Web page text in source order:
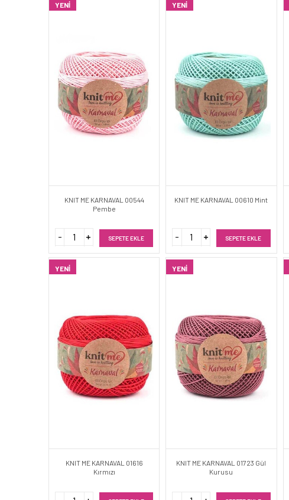
YENI
KNIT ME KARNAVAL 00544
Pembe
SEPETE EKLE
YENI
KNIT ME KARNAVAL 00610 Mint
SEPETE EKLE
YENI
KNIT ME KARNAVAL 01616
Kırmızı
YENI
KNIT ME KARNAVAL 01723 Gül
Kurusu